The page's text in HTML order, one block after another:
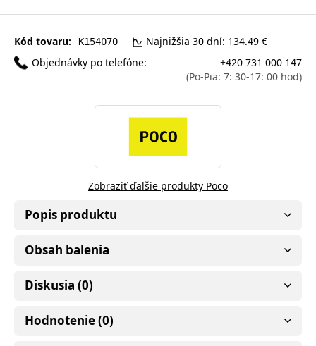
Kód tovaru: K154070
Najnižšia 30 dní: 134.49 €
Objednávky po telefóne:
+420 731 000 147
(Po-Pia: 7: 30-17: 00 hod)
Zobraziť ďalšie produkty Poco
Popis produktu
Obsah balenia
Diskusia (0)
Hodnotenie (0)